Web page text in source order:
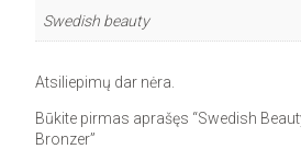
Swedish beauty
Atsiliepimų dar nėra.
Būkite pirmas aprašęs “Swedish
Bronzer”